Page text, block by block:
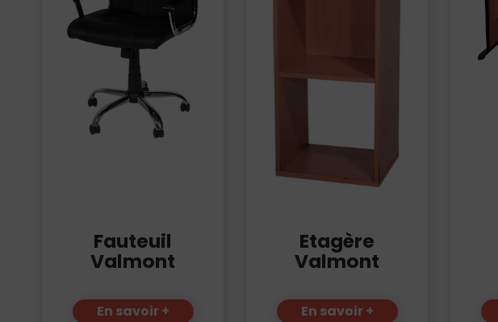
Fauteuil
Valmont
En savoir +
Etagère
Valmont
En savoir +